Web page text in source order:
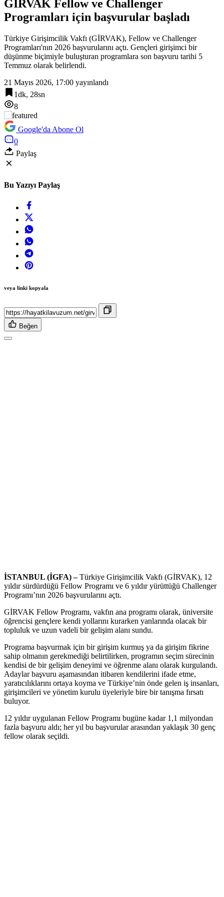
18:42
Havacılıkta Türkiye farkı… Havalimanlarında 7 ayda 138,7 milyon
GİRVAK Fellow ve Challenger
Programları için başvurular başladı
Türkiye Girişimcilik Vakfı (GİRVAK), Fellow ve Challenger
Programları'nın 2026 başvurularını açtı. Gençleri girişimci bir
düşünme biçimiyle buluşturan programlara son başvuru tarihi 5
Temmuz olarak belirlendi.
21 Mayıs 2026, 17:00 yayınlandı
1dk, 28sn
8
Google'da Abone Ol
0
Paylaş
Bu Yazıyı Paylaş
veya linki kopyala
Beğen
İSTANBUL (İGFA) –Türkiye Girişimcilik Vakfı (GİRVAK), 12
yıldır sürdürdüğü Fellow Programı ve 6 yıldır yürüttüğü Challenger
Programı’nın 2026 başvurularını açtı.
GİRVAK Fellow Programı, vakfın ana programı olarak, üniversite
öğrencisi gençlere kendi yollarını kurarken yanlarında olacak bir
topluluk ve uzun vadeli bir gelişim alanı sundu.
Programa başvurmak için bir girişim kurmuş ya da girişim fikrine
sahip olmanın gerekmediği belirtilirken, programın seçim sürecinin
kendisi de bir gelişim deneyimi ve öğrenme alanı olarak kurgulandı.
Adaylar başvuru aşamasından itibaren kendilerini ifade etme,
yaratıcılıklarını ortaya koyma ve Türkiye’nin önde gelen iş insanları,
girişimcileri ve yönetim kurulu üyeleriyle bire bir tanışma fırsatı
buluyor.
12 yıldır uygulanan Fellow Programı bugüne kadar 1,1 milyondan
fazla başvuru aldı; her yıl bu başvurular arasından yaklaşık 30 genç
fellow olarak seçildi.